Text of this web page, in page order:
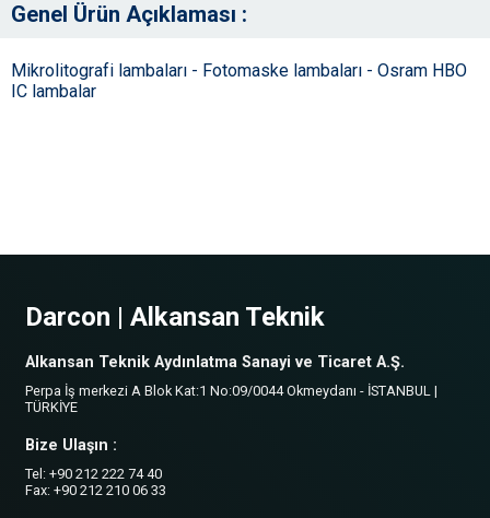
Genel Ürün Açıklaması :
Mikrolitografi lambaları - Fotomaske lambaları - Osram HBO
IC lambalar
Darcon | Alkansan Teknik
Alkansan Teknik Aydınlatma Sanayi ve Ticaret A.Ş.
Perpa İş merkezi A Blok Kat:1 No:09/0044 Okmeydanı - İSTANBUL |
TÜRKİYE
Bize Ulaşın :
Tel: +90 212 222 74 40
Fax: +90 212 210 06 33